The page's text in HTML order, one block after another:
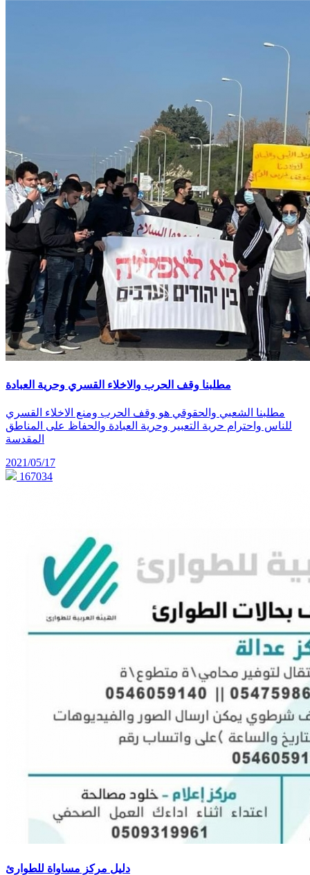
مطلبنا وقف الحرب والاخلاء القسري وحرية العبادة
مطلبنا الشعبي والحقوقي هو وقف الحرب ومنع الاخلاء القسري
للناس واحترام حرية التعبير وحرية العبادة والحفاظ على المناطق
المقدسة
2021/05/17
167034
دليل مركز مساواة للطوارئ